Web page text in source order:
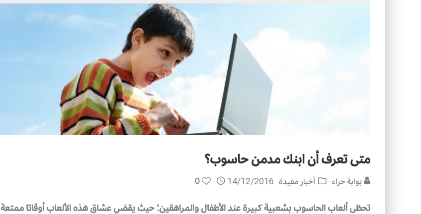
متى تعرف أن ابنك مدمن حاسوب؟
بوابة حراء أخبار مفيدة 14/12/2016
0
تحظى ألعاب الحاسوب بشعبية كبيرة عند الأطفال والمراهقين؛ حيث يقضي عشاق هذه الألعاب أوقاتا ممتعة